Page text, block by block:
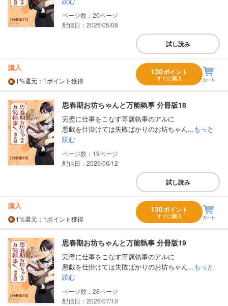
20
配信日：2026/05/08
試し読み
購入
1%還元 ：1ポイント獲得
130ポイント
すぐに購入
思春期お坊ちゃんと万能執事 分冊版18
完璧に仕事をこなす専属執事のアルに
悪戯を仕掛けては失敗ばかりのお坊ちゃん...もっと
読む
19
配信日：2026/06/12
試し読み
購入
1%還元 ：1ポイント獲得
130ポイント
すぐに購入
思春期お坊ちゃんと万能執事 分冊版19
完璧に仕事をこなす専属執事のアルに
悪戯を仕掛けては失敗ばかりのお坊ちゃん...もっと
読む
28
配信日：2026/07/10